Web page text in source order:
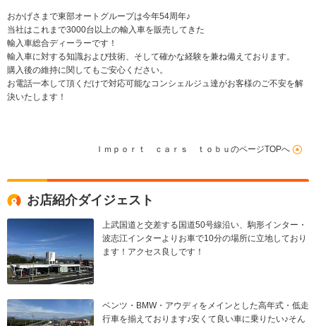
おかげさまで東部オートグループは今年54周年♪
当社はこれまで3000台以上の輸入車を販売してきた
輸入車総合ディーラーです！
輸入車に対する知識および技術、そして確かな経験を兼ね備えております。
購入後の維持に関してもご安心ください。
お電話一本して頂くだけで対応可能なコンシェルジュ達がお客様のご不安を解
決いたします！
Ｉｍｐｏｒｔ ｃａｒｓ ｔｏｂｕのページTOPへ
お店紹介ダイジェスト
上武国道と交差する国道50号線沿い、駒形インター・
波志江インターよりお車で10分の場所に立地しており
ます！アクセス良しです！
ベンツ・BMW・アウディをメインとした高年式・低走
行車を揃えております♪安くて良い車に乗りたい♪そん